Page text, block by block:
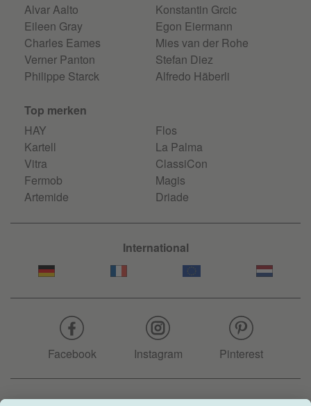
Alvar Aalto
Eileen Gray
Charles Eames
Verner Panton
Philippe Starck
Konstantin Grcic
Egon Eiermann
Mies van der Rohe
Stefan Diez
Alfredo Häberli
Top merken
HAY
Kartell
Vitra
Fermob
Artemide
Flos
La Palma
ClassiCon
Magis
Driade
International
Facebook Instagram Pinterest